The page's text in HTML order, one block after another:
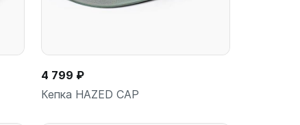
4 799 ₽
Кепка HAZED CAP